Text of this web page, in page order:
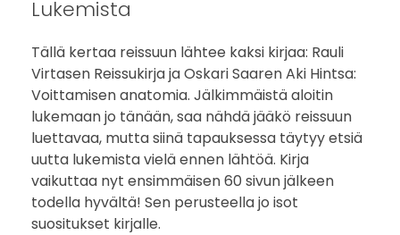
Lukemista
Tällä kertaa reissuun lähtee kaksi kirjaa: Rauli
Virtasen Reissukirja ja Oskari Saaren Aki Hintsa:
Voittamisen anatomia. Jälkimmäistä aloitin
lukemaan jo tänään, saa nähdä jääkö reissuun
luettavaa, mutta siinä tapauksessa täytyy etsiä
uutta lukemista vielä ennen lähtöä. Kirja
vaikuttaa nyt ensimmäisen 60 sivun jälkeen
todella hyvältä! Sen perusteella jo isot
suositukset kirjalle.